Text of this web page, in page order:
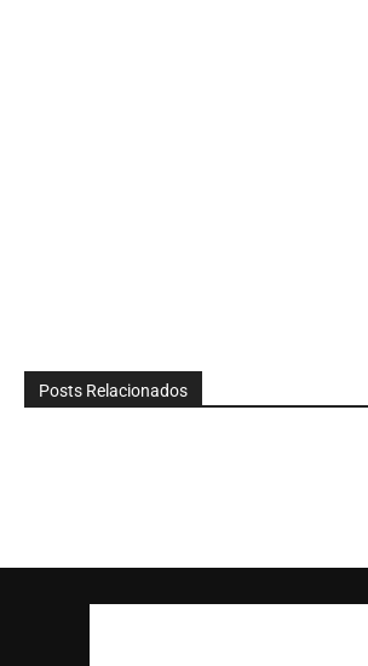
Posts Relacionados